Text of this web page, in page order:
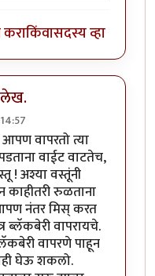
किंवासदस्य व्हा
लेख.
वापरतो त्या
वाईट वाटतेच,
! अश्या वस्तूंनी
रुळताना
नंतर मिस् करत
ब्लॅकबेरी वापरायचे.
वापरणे पाहून
घेऊ शकलो.